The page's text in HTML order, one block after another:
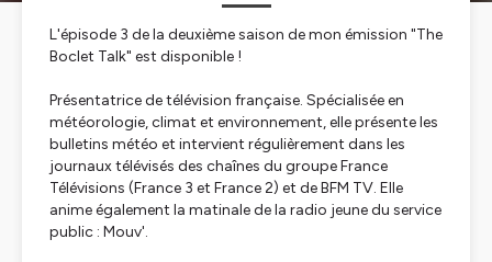
L'épisode 3 de la deuxième saison de mon émission "The
Boclet Talk" est disponible !
Présentatrice de télévision française. Spécialisée en
météorologie, climat et environnement, elle présente les
bulletins météo et intervient régulièrement dans les
journaux télévisés des chaînes du groupe France
Télévisions (France 3 et France 2) et de BFM TV. Elle
anime également la matinale de la radio jeune du service
public : Mouv'.